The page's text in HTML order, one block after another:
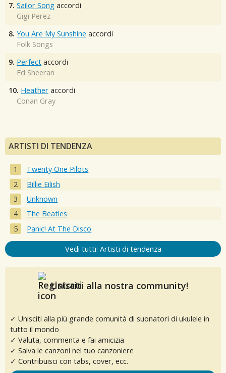
7. Sailor Song accordi
Gigi Perez
8. You Are My Sunshine accordi
Folk Songs
9. Perfect accordi
Ed Sheeran
10. Heather accordi
Conan Gray
ARTISTI DI TENDENZA
Twenty One Pilots
Billie Eilish
Unknown
The Beatles
Panic! At The Disco
Vedi tutti: Artisti di tendenza
Unisciti alla nostra community!
✓ Unisciti alla più grande comunità di suonatori di ukulele in
tutto il mondo
✓ Valuta, commenta e fai amicizia
✓ Salva le canzoni nel tuo canzoniere
✓ Contribuisci con tabs, cover, ecc.